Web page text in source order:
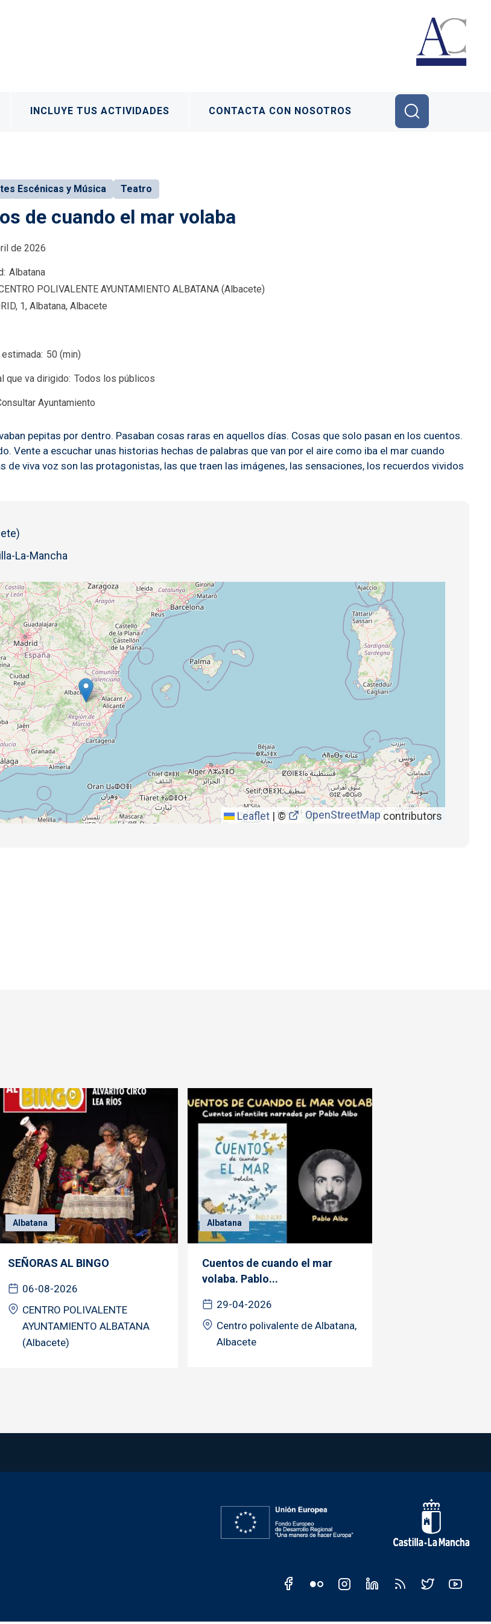
INCLUYE TUS ACTIVIDADES CONTACTA CON NOSOTROS
Escénicas y Música Teatro
de cuando el mar volaba
de 2026
Albatana
POLIVALENTE AYUNTAMIENTO ALBATANA (Albacete)
1, Albatana, Albacete
estimada 50 (min)
que va dirigido Todos los públicos
Ayuntamiento
pepitas por dentro. Pasaban cosas raras en aquellos días. Cosas que solo pasan en los cuentos.
Vente a escuchar unas historias hechas de palabras que van por el aire como iba el mar cuando
viva voz son las protagonistas, las que traen las imágenes, las sensaciones, los recuerdos vividos
La-Mancha
Leaflet |© OpenStreetMap contributors
Albatana
SEÑORAS AL BINGO
06-08-2026
CENTRO POLIVALENTE
AYUNTAMIENTO ALBATANA
(Albacete)
Albatana
Cuentos de cuando el mar
volaba. Pablo...
29-04-2026
Centro polivalente de Albatana,
Albacete